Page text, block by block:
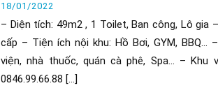
18/01/2022
– Diện tích: 49m2 , 1 Toilet, Ban công, Lô
cấp – Tiện ích nội khu: Hồ Bơi, GYM, BBQ…
viện, nhà thuốc, quán cà phê, Spa… – Khu
0846.99.66.88 [...]